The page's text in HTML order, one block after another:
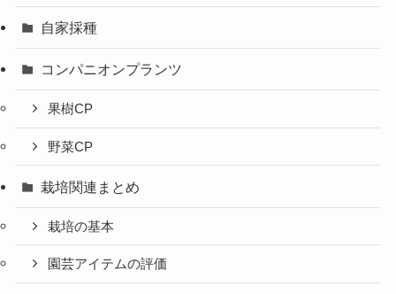
自家採種
コンパニオンプランツ
果樹CP
野菜CP
栽培関連まとめ
栽培の基本
園芸アイテムの評価